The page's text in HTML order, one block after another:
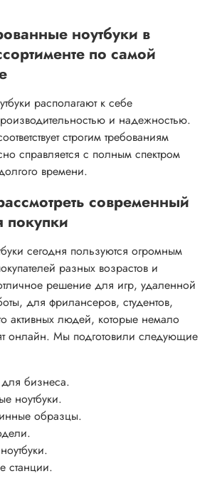
ноутбуки в
по самой
располагают к себе
и надежностью.
строгим требованиям
справляется с полным спектром
времени.
современный
покупки
сегодня пользуются огромным
разных возрастов и
решение для игр, удаленной
для фрилансеров, студентов,
активных людей, которые немало
онлайн. Мы подготовили следующие
для бизнеса.
ноутбуки.
образцы.
станции.